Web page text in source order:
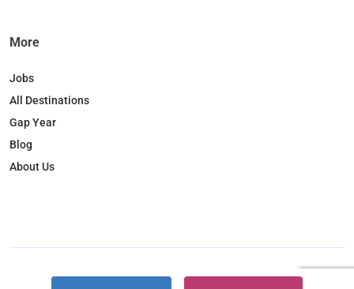
More
Jobs
All Destinations
Gap Year
Blog
About Us
Copyright © 2026. JobBox all right reserved